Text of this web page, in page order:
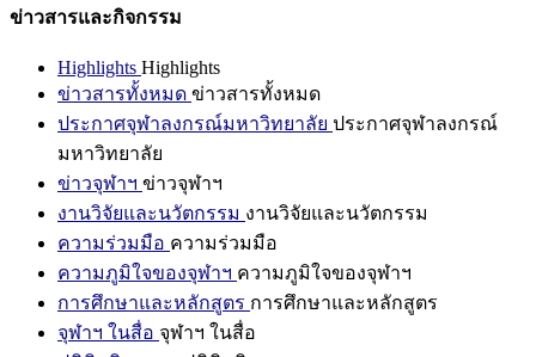
ข่าวสารและกิจกรรม
Highlights Highlights
ข่าวสารทั้งหมด ข่าวสารทั้งหมด
ประกาศจุฬาลงกรณ์มหาวิทยาลัย ประกาศจุฬาลงกรณ์
มหาวิทยาลัย
ข่าวจุฬาฯ ข่าวจุฬาฯ
งานวิจัยและนวัตกรรม งานวิจัยและนวัตกรรม
ความร่วมมือ ความร่วมมือ
ความภูมิใจของจุฬาฯ ความภูมิใจของจุฬาฯ
การศึกษาและหลักสูตร การศึกษาและหลักสูตร
จุฬาฯ ในสื่อ จุฬาฯ ในสื่อ